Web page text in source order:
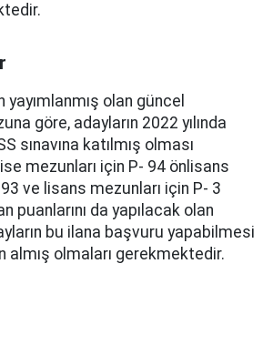
olan güncel
göre, adayların 2022 yılında
sınavına katılmış olması
mezunları için P- 94 önlisans
ve lisans mezunları için P- 3
puanlarını da yapılacak olan
bu ilana başvuru yapabilmesi
almış olmaları gerekmektedir.